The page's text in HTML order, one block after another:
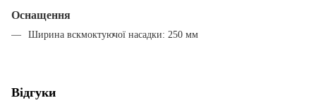
Оснащення
Ширина вскмоктуючої насадки: 250 мм
Відгуки